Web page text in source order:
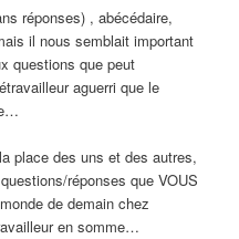
réponses) , abécédaire,
il nous semblait important
questions que peut
aguerri que le
place des uns et des autres,
réponses que VOUS
de demain chez
en somme…